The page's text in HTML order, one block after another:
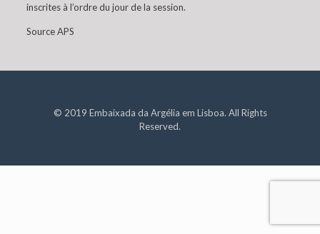
inscrites à l’ordre du jour de la session.
Source APS
© 2019 Embaixada da Argélia em Lisboa. All Rights
Reserved.